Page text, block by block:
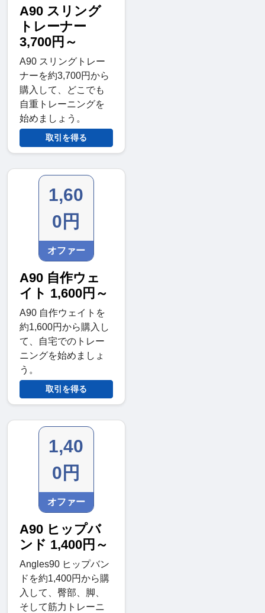
A90 スリング
トレーナー
3,700円～
A90 スリングトレー
ナーを約3,700円から
購入して、どこでも
自重トレーニングを
始めましょう。
取引を得る
1,60
0円
オファー
A90 自作ウェ
イト 1,600円～
A90 自作ウェイトを
約1,600円から購入し
て、自宅でのトレー
ニングを始めましょ
う。
取引を得る
1,40
0円
オファー
A90 ヒップバ
ンド 1,400円～
Angles90 ヒップバン
ドを約1,400円から購
入して、臀部、脚、
そして筋力トレーニ